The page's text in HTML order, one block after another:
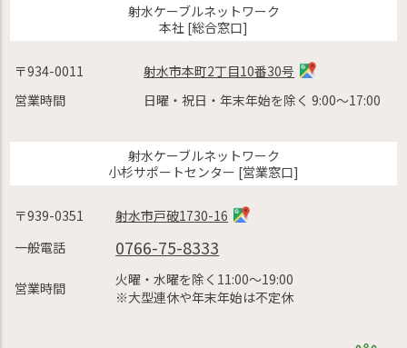
射水ケーブルネットワーク
本社 [総合窓口]
〒934-0011
射水市本町2丁目10番30号
営業時間
日曜・祝日・年末年始を除く 9:00〜17:00
射水ケーブルネットワーク
小杉サポートセンター [営業窓口]
〒939-0351
射水市戸破1730-16
一般電話
0766-75-8333
営業時間
火曜・水曜を除く11:00〜19:00
※大型連休や年末年始は不定休